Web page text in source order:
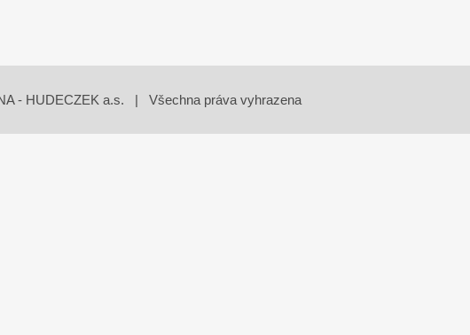
- HUDECZEK a.s. | Všechna práva vyhrazena